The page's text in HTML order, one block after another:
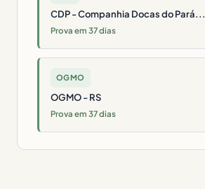
CDP - Companhia Docas do Pará...
Prova em 37 dias
OGMO
OGMO - RS
Prova em 37 dias